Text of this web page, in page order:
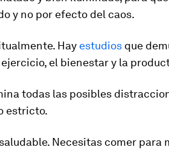
y no por efecto del caos.
. Hay estudios que
el bienestar y la
todas las posibles
estricto.
Necesitas comer para